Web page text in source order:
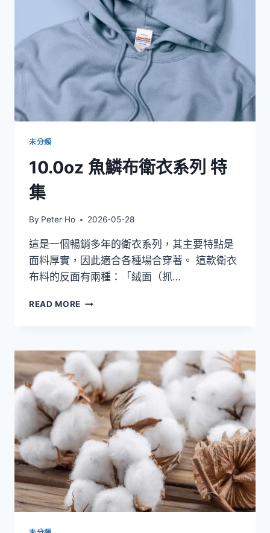
列
特
集
未分類
10.0oz 魚鱗布衛衣系列 特
集
By Peter Ho 2026-05-28
這是一個暢銷多年的衛衣系列，其主要特點是
面料厚實，因此適合各種場合穿著。 這款衛衣
布料的反面有兩種：「絨面（抓…
READ MORE 10.0OZ
衛
衣
系
列
特